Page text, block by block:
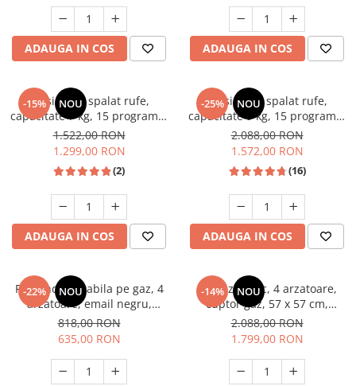
Unelte Gradinarit
Ventilatoare & Sisteme Racire
Aparate de aer conditionat
Zootehnie
Foarfeci tuns oi
Incubatoare oua
ADAUGA IN COS ADAUGA IN COS
-15% NOU
Masina de spalat rufe,
capacitate 7 kg, 15 programe,
afisaj LED, 1200 Rpm, alb,
HEINNER
1.522,00 RON
1.299,00 RON
(2)
ADAUGA IN COS
-25% NOU
Masina de spalat rufe,
capacitate 9 kg, 15 programe,
1400 Rpm, clasa A, Slim,
motor Inverter, Samus WSLI-
9144
2.088,00 RON
1.572,00 RON
(16)
ADAUGA IN COS
-22% NOU
Plita incorporabila pe gaz, 4
arzatoare, email negru,
gratare din fonta, aprindere
electrica, Samus
818,00 RON
635,00 RON
-14% NOU
Aragaz rustic, 4 arzatoare,
cuptor gaz, 57 x 57 cm,
rotisor, grill, ventilatie,
aprindere electrica, gratare
fonta, negru + plita inox,
Studio Casa Marco
2.088,00 RON
1.799,00 RON